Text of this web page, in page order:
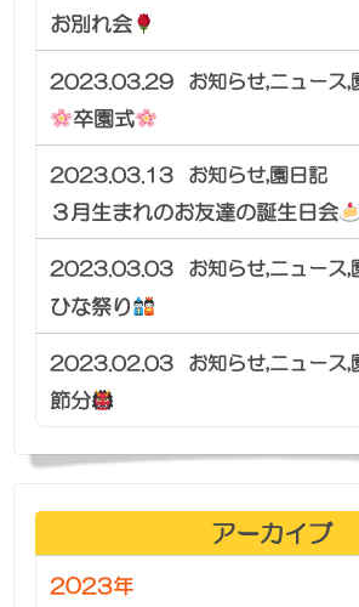
お別れ会
2023.03.29 お知らせ,ニュース,
卒園式
2023.03.13 お知らせ,園日記
３月生まれのお友達の誕生日会
2023.03.03 お知らせ,ニュース,
ひな祭り
2023.02.03 お知らせ,ニュース,
節分
アーカイブ
2023年